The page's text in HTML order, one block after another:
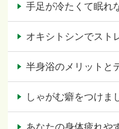
手足が冷たくて眠れ
オキシトシンでスト
半身浴のメリットと
しゃがむ癖をつけま
あなたの身体疲れや